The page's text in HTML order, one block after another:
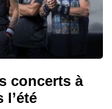
concerts à
l’été